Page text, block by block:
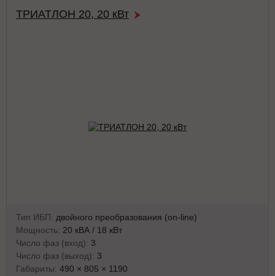
ТРИАТЛОН 20, 20 кВт
Тип ИБП: двойного преобразования (on-line)
Мощность: 20 кВА / 18 кВт
Число фаз (вход): 3
Число фаз (выход): 3
Габариты: 490 × 805 × 1190